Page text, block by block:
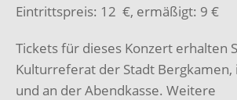
Eintrittspreis: 12 €, ermäßigt: 9 €
Tickets für dieses Konzert erhalten
Kulturreferat der Stadt
und an der Abendkasse. Weitere